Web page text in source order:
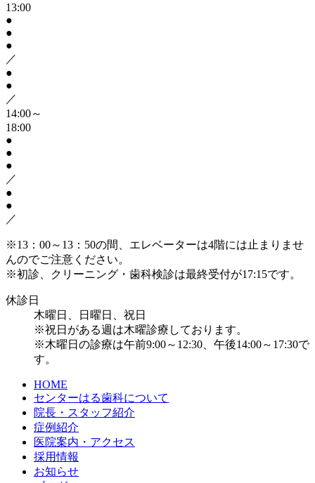
13:00
●
●
●
／
●
●
／
14:00～
18:00
●
●
●
／
●
●
／
※13：00～13：50の間、エレベーターは4階には止まりませ
んのでご注意ください。
※初診、クリーニング・歯科検診は最終受付が17:15です。
休診日
木曜日、日曜日、祝日
※祝日がある週は木曜診療しております。
※木曜日の診療は午前9:00～12:30、午後14:00～17:30で
す。
HOME
センターはる歯科について
院長・スタッフ紹介
症例紹介
医院案内・アクセス
採用情報
お知らせ